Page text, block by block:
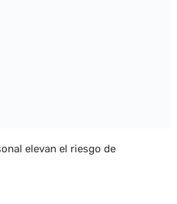
elevan el riesgo de